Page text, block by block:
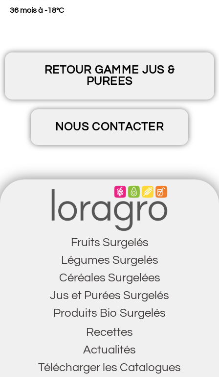
36 mois à -18°C
RETOUR GAMME JUS &
PUREES
NOUS CONTACTER
Fruits Surgelés
Légumes Surgelés
Céréales Surgelées
Jus et Purées Surgelés
Produits Bio Surgelés
Recettes
Actualités
Télécharger les Catalogues